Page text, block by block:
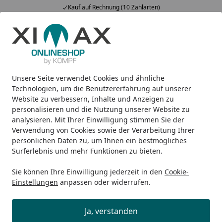
Unsere Seite verwendet Cookies und ähnliche
Technologien, um die Benutzererfahrung auf unserer
Website zu verbessern, Inhalte und Anzeigen zu
personalisieren und die Nutzung unserer Website zu
analysieren. Mit Ihrer Einwilligung stimmen Sie der
Verwendung von Cookies sowie der Verarbeitung Ihrer
persönlichen Daten zu, um Ihnen ein bestmögliches
Surferlebnis und mehr Funktionen zu bieten.
Sie können Ihre Einwilligung jederzeit in den Cookie-
Einstellungen anpassen oder widerrufen.
Ja, verstanden
Kauf auf Rechnung (10 Zahlarten)
Alle Produkte
Mein Konto
Suchen
Startseite
Infrarot-Heizkörper Infrarot-Heizkörper
Ximax Infrarotheizkörper SPIEGEL
Paneel